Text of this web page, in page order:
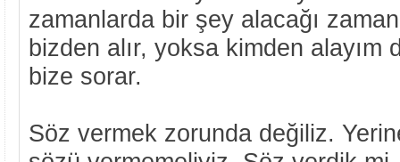
zamanlarda bir şey alacağı
bizden alır, yoksa kimden alayım
bize sorar.
Söz vermek zorunda değiliz.